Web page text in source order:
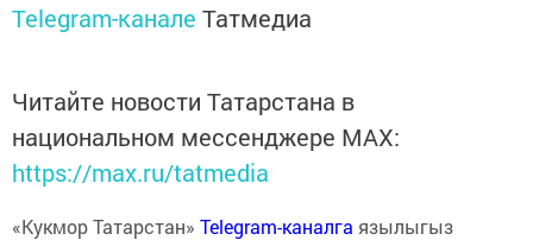
Telegram-канале Татмедиа
Читайте новости Татарстана в
национальном мессенджере MАХ:
https://max.ru/tatmedia
«Кукмор Татарстан» Telegram-каналга язылыгыз